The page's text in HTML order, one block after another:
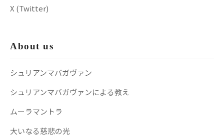
X (Twitter)
About us
シュリアンマバガヴァン
シュリアンマバガヴァンによる教え
ムーラマントラ
大いなる慈悲の光